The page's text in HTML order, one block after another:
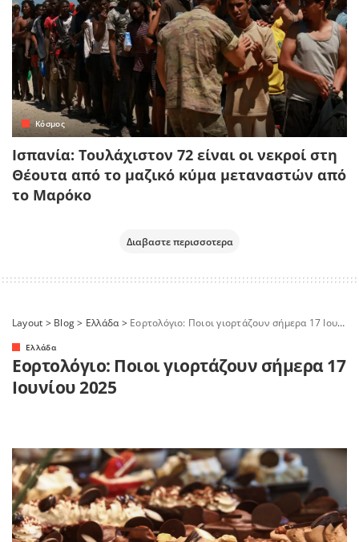
Κόσμος
Ισπανία: Τουλάχιστον 72 είναι οι νεκροί στη
Θέουτα από το μαζικό κύμα μεταναστών από
το Μαρόκο
Διαβαστε περισσοτερα
Layout > Blog> Ελλάδα> Εορτολόγιο: Ποιοι γιορτάζουν σήμερα 17 Ιουνίου 2025
Ελλάδα
Εορτολόγιο: Ποιοι γιορτάζουν σήμερα 17
Ιουνίου 2025